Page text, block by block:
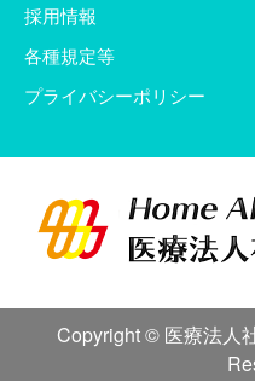
採用情報
各種規定等
プライバシーポリシー
Copyright © 医療法人